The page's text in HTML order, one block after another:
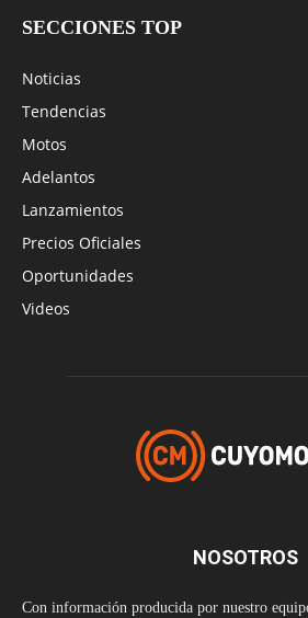
SECCIONES TOP
Noticias
Tendencias
Motos
Adelantos
Lanzamientos
Precios Oficiales
Oportunidades
Videos
NOSOTROS
Con información producida por nuestro